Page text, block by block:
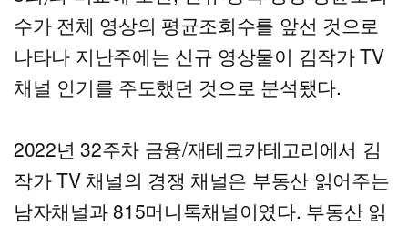
수가 전체 영상의 평균조회수를 앞선 것으로
나타나 지난주에는 신규 영상물이 김작가 TV
채널 인기를 주도했던 것으로 분석됐다.
2022년 32주차 금융/재테크카테고리에서 김
작가 TV 채널의 경쟁 채널은 부동산 읽어주는
남자채널과 815머니톡채널이였다. 부동산 읽